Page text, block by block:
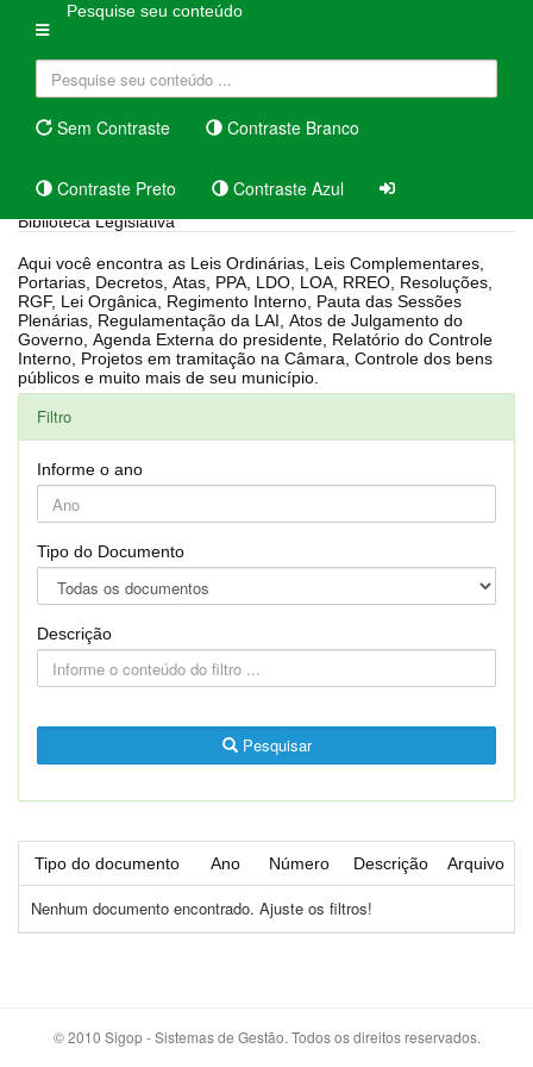
Pesquise seu conteúdo
Sem Contraste Contraste Branco
Contraste Preto Contraste Azul
Biblioteca Legislativa
Aqui você encontra as Leis Ordinárias, Leis Complementares,
Portarias, Decretos, Atas, PPA, LDO, LOA, RREO, Resoluções,
RGF, Lei Orgânica, Regimento Interno, Pauta das Sessões
Plenárias, Regulamentação da LAI, Atos de Julgamento do
Governo, Agenda Externa do presidente, Relatório do Controle
Interno, Projetos em tramitação na Câmara, Controle dos bens
públicos e muito mais de seu município.
Filtro
Informe o ano
Tipo do Documento
Descrição
Pesquisar
Tipo do documento Ano Número Descrição Arquivo
Nenhum documento encontrado. Ajuste os filtros!
© 2010 Sigop - Sistemas de Gestão. Todos os direitos reservados.